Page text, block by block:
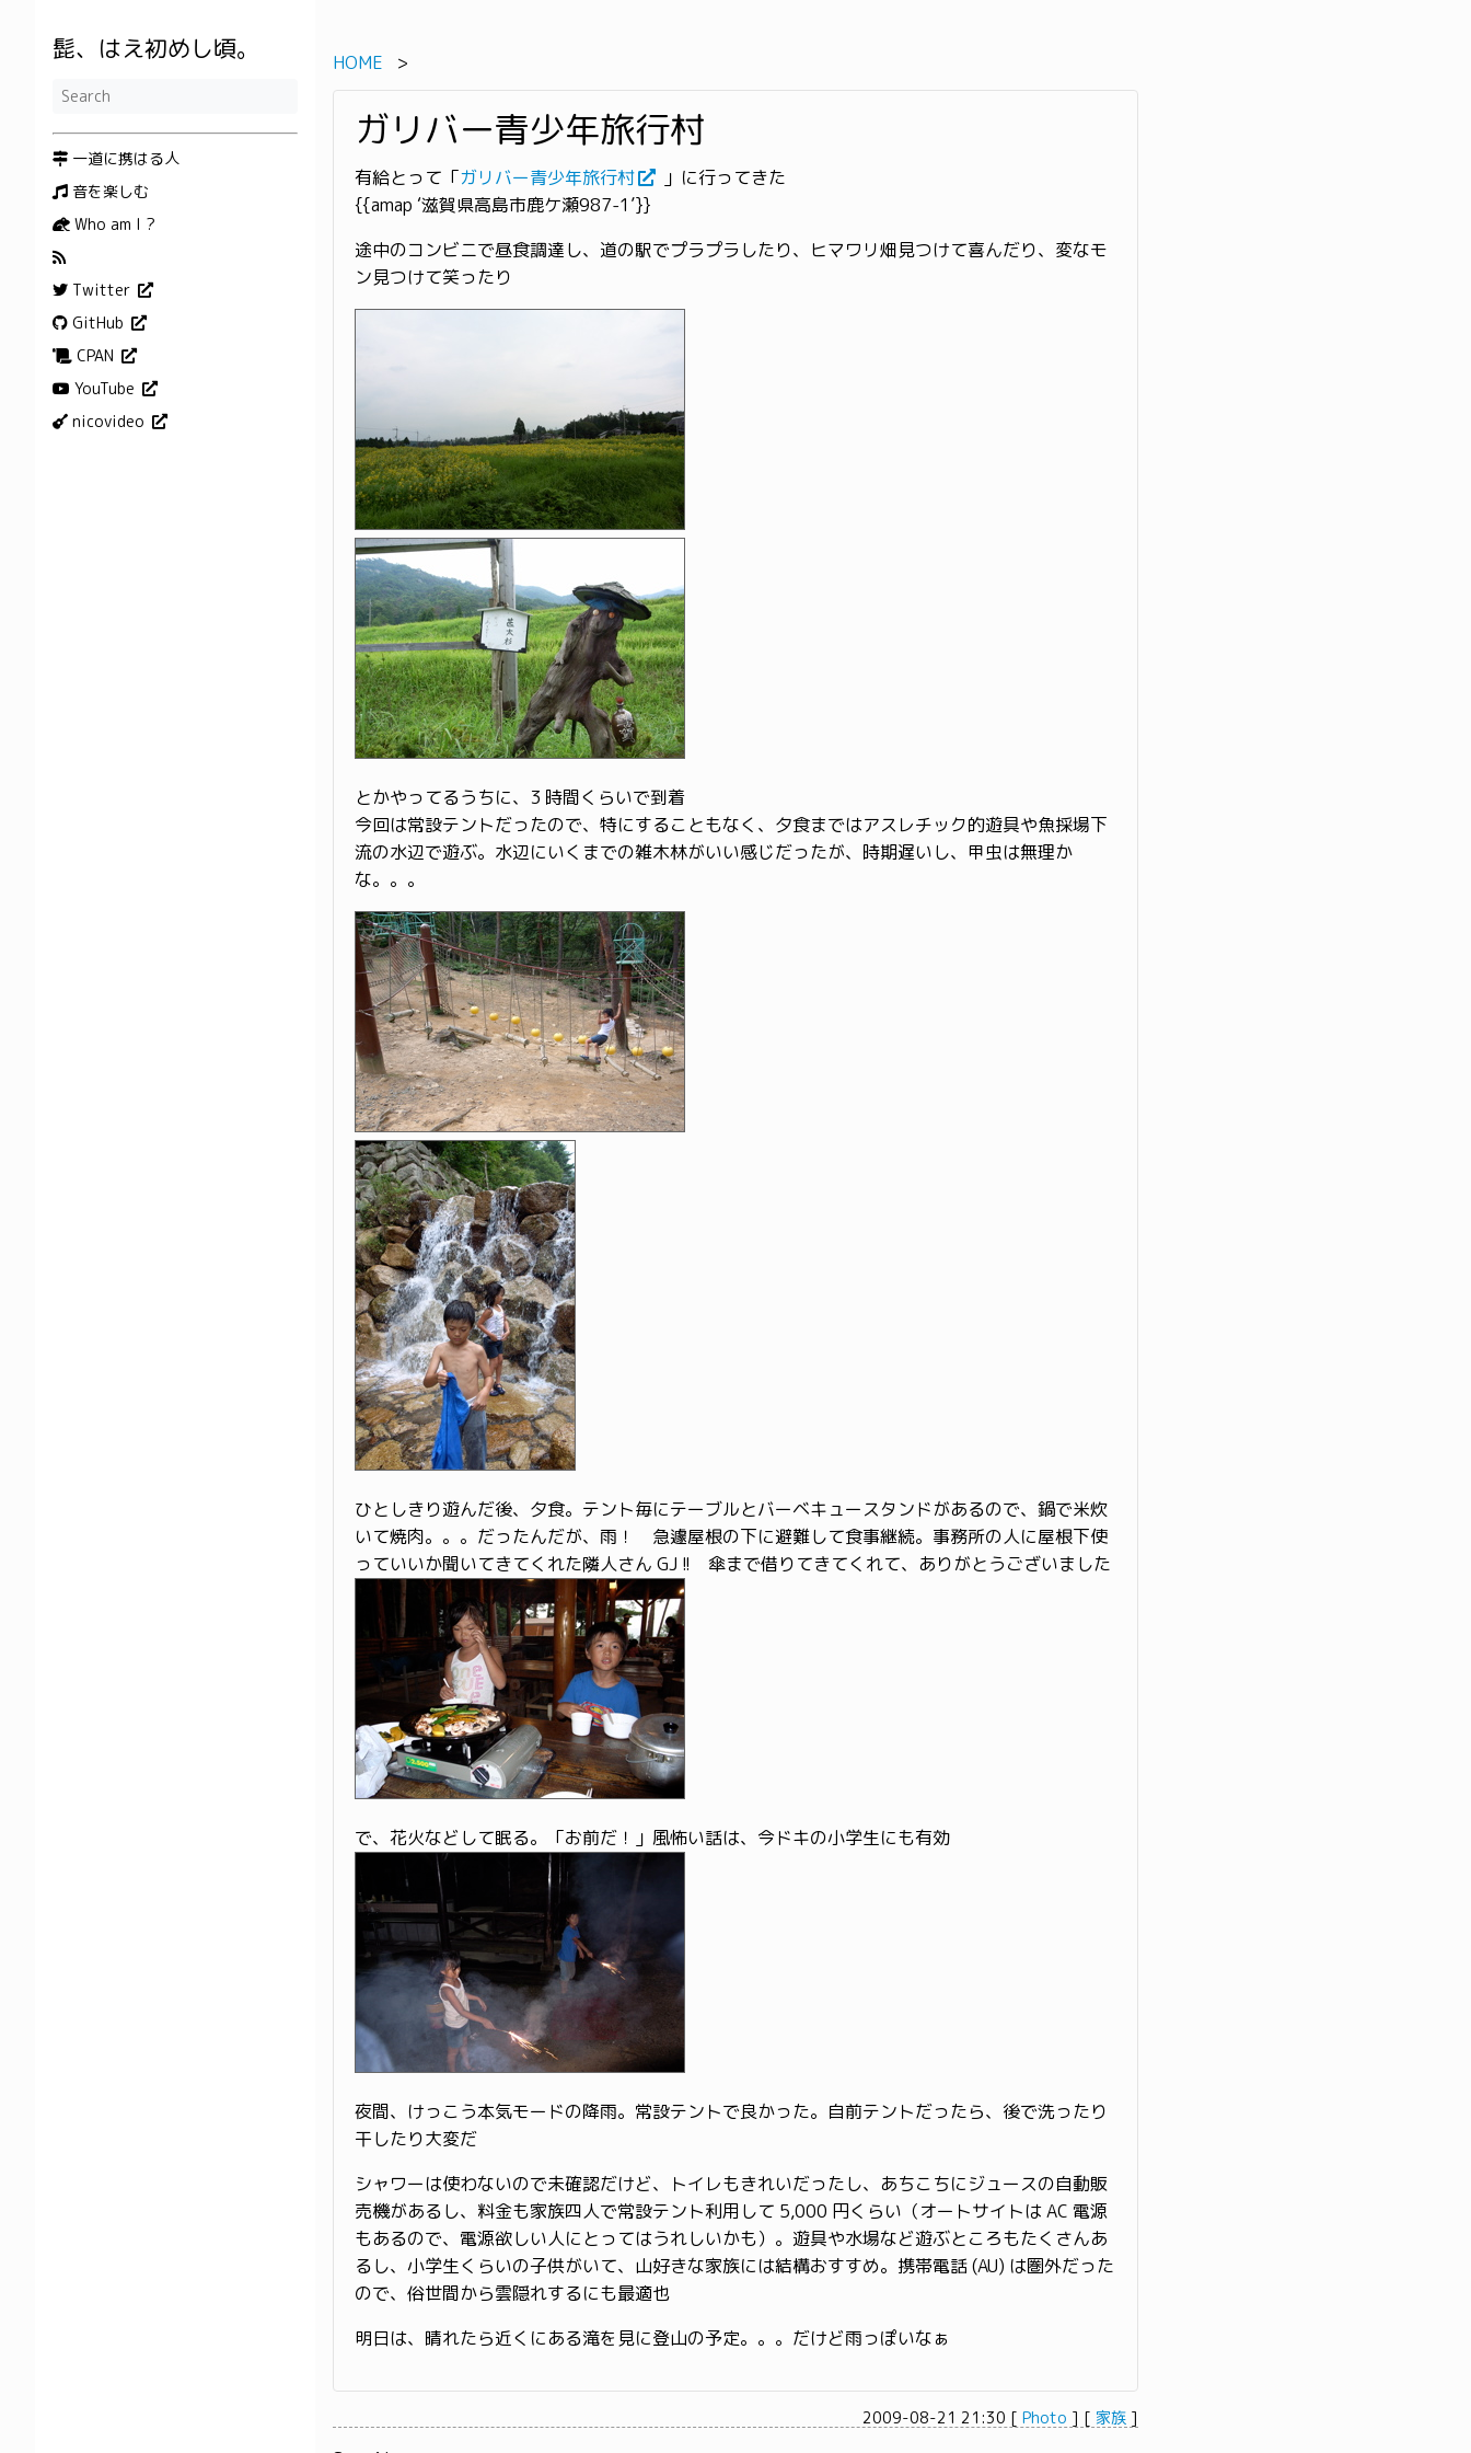
髭、はえ初めし頃。
一道に携はる人
音を楽しむ
Who am I ?
Twitter
GitHub
CPAN
YouTube
nicovideo
HOME
ガリバー青少年旅行村
有給とって「ガリバー青少年旅行村
」に行ってきた
{{amap ‘滋賀県高島市鹿ケ瀬987-1’}}
途中のコンビニで昼食調達し、道の駅でプラプラしたり、ヒマワリ畑見つけて喜んだり、変なモ
ン見つけて笑ったり
とかやってるうちに、3 時間くらいで到着
今回は常設テントだったので、特にすることもなく、夕食まではアスレチック的遊具や魚採場下
流の水辺で遊ぶ。水辺にいくまでの雑木林がいい感じだったが、時期遅いし、甲虫は無理か
な。。。
ひとしきり遊んだ後、夕食。テント毎にテーブルとバーベキュースタンドがあるので、鍋で米炊
いて焼肉。。。だったんだが、雨！ 急遽屋根の下に避難して食事継続。事務所の人に屋根下使
っていいか聞いてきてくれた隣人さん GJ !! 傘まで借りてきてくれて、ありがとうございました
で、花火などして眠る。「お前だ！」風怖い話は、今ドキの小学生にも有効
夜間、けっこう本気モードの降雨。常設テントで良かった。自前テントだったら、後で洗ったり
干したり大変だ
シャワーは使わないので未確認だけど、トイレもきれいだったし、あちこちにジュースの自動販
売機があるし、料金も家族四人で常設テント利用して 5,000 円くらい（オートサイトは AC 電源
もあるので、電源欲しい人にとってはうれしいかも）。遊具や水場など遊ぶところもたくさんあ
るし、小学生くらいの子供がいて、山好きな家族には結構おすすめ。携帯電話 (AU) は圏外だった
ので、俗世間から雲隠れするにも最適也
明日は、晴れたら近くにある滝を見に登山の予定。。。だけど雨っぽいなぁ
2009-08-21 21:30 [ Photo ] [ 家族 ]